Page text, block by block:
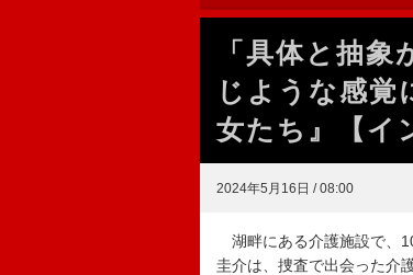
「具体と抽
じような感覚
女たち』【イ
2024年5月16日 / 08:00
湖畔にある介護施設で、
圭介は、捜査で出会った介